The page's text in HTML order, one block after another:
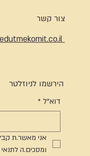
צור קשר
info@edutmekomit.co.il
הירשמו לניוזלטר
דוא"ל *
ומסכים.ה לתנאי